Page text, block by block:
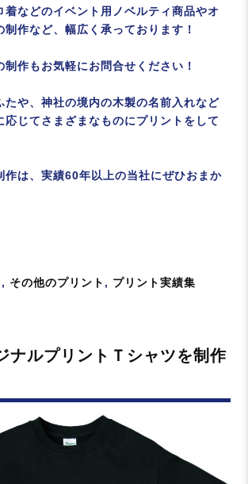
着などのイベント用ノベルティ商品やオ
制作など、幅広く承っております！
制作もお気軽にお問合せください！
たや、神社の境内の木製の名前入れなど
応じてさまざまなものにプリントをして
作は、実績60年以上の当社にぜひおまか
, その他のプリント , プリント実績集
ナルプリントＴシャツを制作